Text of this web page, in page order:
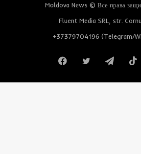
Moldova News © Все права
Fluent Media SRL, str.
+37379704196 (Telegram/
FacebookTwitter